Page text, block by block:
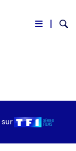
sur Chaîne
diffusion